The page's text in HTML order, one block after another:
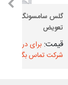
تعویض
برای دریافت
شرکت تماس بگیرید